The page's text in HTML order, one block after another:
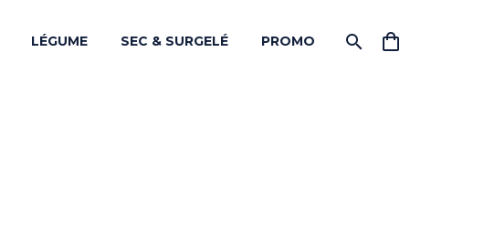
LÉGUME SEC & SURGELÉ PROMO